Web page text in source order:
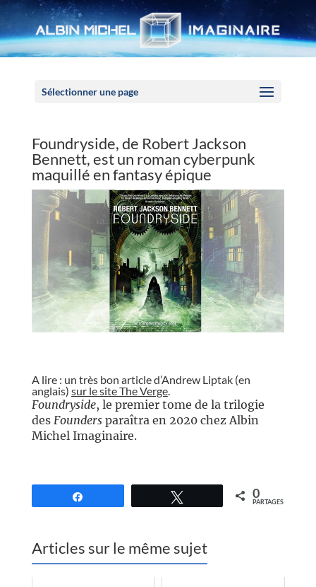
Sélectionner une page
Foundryside, de Robert Jackson
Bennett, est un roman cyberpunk
maquillé en fantasy épique
A lire : un très bon article d’Andrew Liptak (en
anglais) sur le site The Verge.
Foundryside, le premier tome de la trilogie
des Founders paraîtra en 2020 chez Albin
Michel Imaginaire.
0
PARTAGES
Articles sur le même sujet
Panneau de gestion des cookies